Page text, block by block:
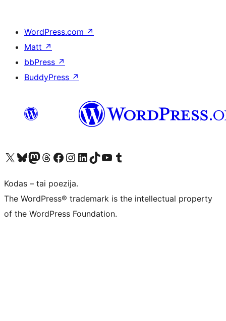
WordPress.com ↗
Matt ↗
bbPress ↗
BuddyPress ↗
Visit our X (formerly Twitter) account
Apsilankykite mūsų Bluesky paskyroje
Visit our Mastodon account
Apsilankykite mūsų Threads paskyroje
Visit our Facebook page
Visit our Instagram account
Visit our LinkedIn account
Apsilankykite mūsų TikTok paskyroje
Visit our YouTube channel
Apsilankykite mūsų Tumblr paskyroje
Kodas – tai poezija.
The WordPress® trademark is the intellectual property
of the WordPress Foundation.